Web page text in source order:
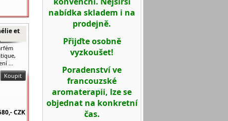
et
...
CZK
nabídka skladem i na
prodejně.
Přijďte osobně
vyzkoušet!
Poradenství ve
francouzské
aromaterapii, lze se
objednat na konkretní
čas.